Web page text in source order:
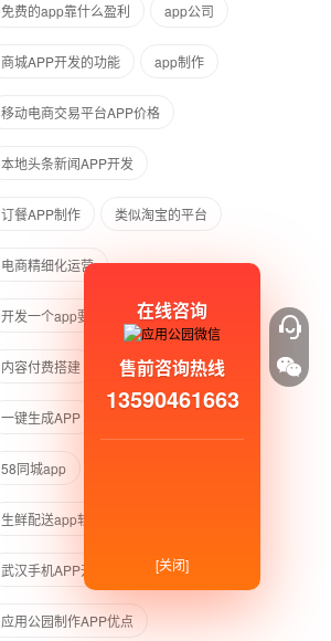
免费的app靠什么盈利 app公司
商城APP开发的功能 ​app制作
移动电商交易平台APP价格
本地头条新闻APP开发
订餐APP制作 类似淘宝的平台
电商精细化运营
开发一个app要多少钱
内容付费搭建 一万元创业
一键生成APP
58同城app
生鲜配送app软件
武汉手机APP开发
应用公园制作APP优点
在线咨询
售前咨询热线
13590461663
[关闭]